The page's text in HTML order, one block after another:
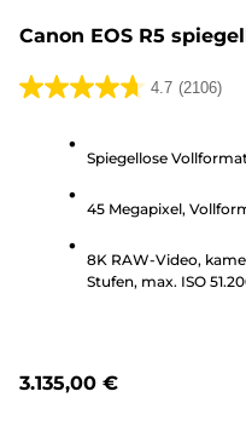
Canon EOS R5
4.7 (2106)
4.7
Sternen.
Bewertungen
Spiegellose
45 Megapixel,
8K RAW-Video,
Stufen, max. ISO
3.135,00 €